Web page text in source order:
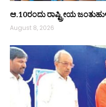
ಆ.10ರಂದು ರಾಷ್ಟ್ರೀಯ
August 8, 2026